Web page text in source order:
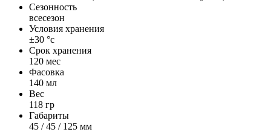
Сезонность
всесезон
Условия хранения
±30 °с
Срок хранения
120 мес
Фасовка
140 мл
Вес
118 гр
Габариты
45 / 45 / 125 мм